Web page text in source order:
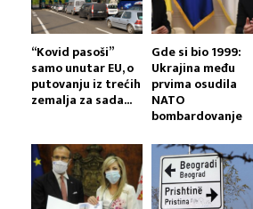
“Kovid pasoši”
samo unutar EU, o
putovanju iz trećih
zemalja za sada...
Gde si bio 1999:
Ukrajina među
prvima osudila
NATO
bombardovanje